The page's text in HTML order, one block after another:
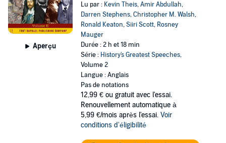
Aperçu
Lu par : Kevin Theis,Amir Abdullah,
Darren Stephens,Christopher M. Walsh,
Ronald Keaton,Siiri Scott, Rosney
Mauger
Durée : 2 h et 18 min
Série : History's Greatest Speeches,
Volume 2
Langue : Anglais
Pas de notations
12,99 € ou gratuit avec l'essai.
Renouvellement automatique à
5,99 €/mois après l'essai. Voir
conditions d'éligibilité